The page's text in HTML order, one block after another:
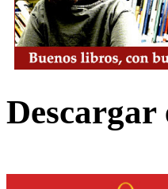
Descargar